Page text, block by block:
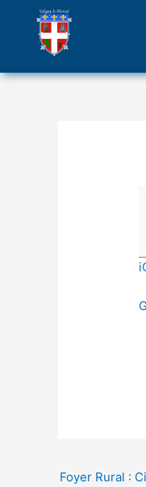
contenu
Foyer Rural :